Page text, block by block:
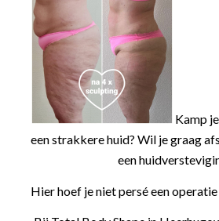
Kamp
een strakkere huid? Wil je graag
een
Hier hoef je niet persé een